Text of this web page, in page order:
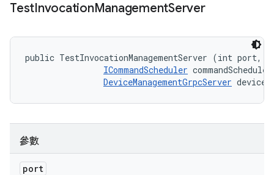
TestInvocationManagementServer
public TestInvocationManagementServer (int port,
ICommandScheduler
DeviceManagementGrpcServer
參數
port